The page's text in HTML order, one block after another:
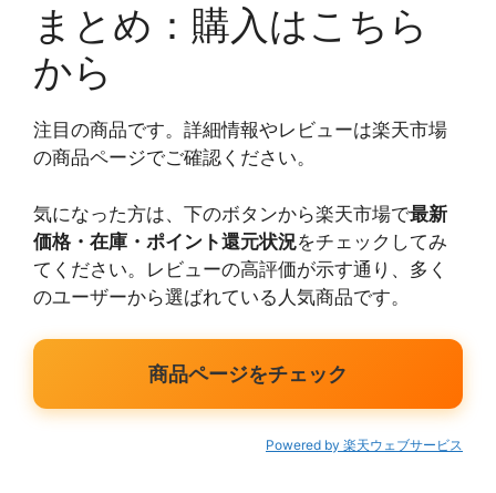
まとめ：購入はこちら
から
注目の商品です。詳細情報やレビューは楽天市場
の商品ページでご確認ください。
気になった方は、下のボタンから楽天市場で最新
価格・在庫・ポイント還元状況をチェックしてみ
てください。レビューの高評価が示す通り、多く
のユーザーから選ばれている人気商品です。
商品ページをチェック
Powered by 楽天ウェブサービス